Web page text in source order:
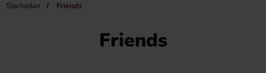
Startsidan Friends
Friends